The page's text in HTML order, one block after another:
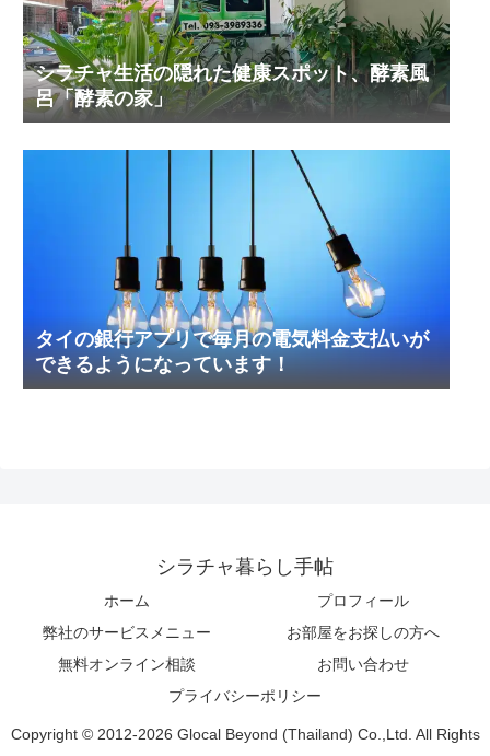
シラチャ生活の隠れた健康スポット、酵素風
呂「酵素の家」
タイの銀行アプリで毎月の電気料金支払いが
できるようになっています！
シラチャ暮らし手帖
ホーム
プロフィール
弊社のサービスメニュー
お部屋をお探しの方へ
無料オンライン相談
お問い合わせ
プライバシーポリシー
Copyright © 2012-2026 Glocal Beyond (Thailand) Co.,Ltd. All Rights